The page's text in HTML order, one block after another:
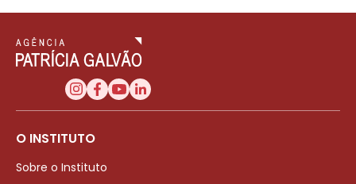
O INSTITUTO
Sobre o Instituto